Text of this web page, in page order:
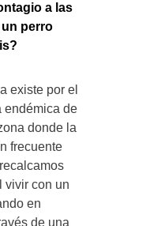
a las
perro
existe por el
endémica de
donde la
frecuente
vivir con un
en
de una